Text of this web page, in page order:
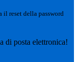
il reset della password
di posta elettronica!